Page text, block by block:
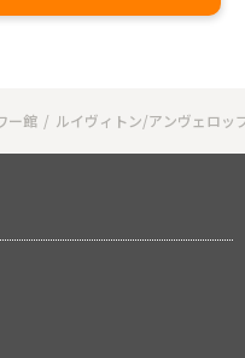
ー館 ルイヴィトン/アンヴェロッ